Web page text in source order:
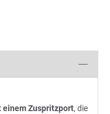
Zuspritzport, die